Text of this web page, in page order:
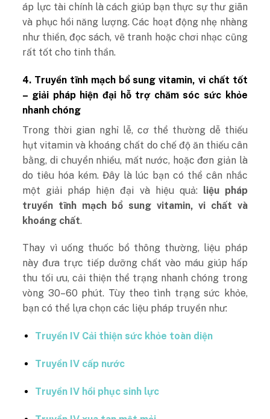
áp lực tài chính là cách giúp bạn thực sự thư giãn
và phục hồi năng lượng. Các hoạt động nhẹ nhàng
như thiền, đọc sách, vẽ tranh hoặc chơi nhạc cũng
rất tốt cho tinh thần.
4. Truyền tĩnh mạch bổ sung vitamin, vi chất tốt
– giải pháp hiện đại hỗ trợ chăm sóc sức khỏe
nhanh chóng
Trong thời gian nghỉ lễ, cơ thể thường dễ thiếu
hụt vitamin và khoáng chất do chế độ ăn thiếu cân
bằng, di chuyển nhiều, mất nước, hoặc đơn giản là
do tiêu hóa kém. Đây là lúc bạn có thể cân nhắc
một giải pháp hiện đại và hiệu quả: liệu pháp
truyền tĩnh mạch bổ sung vitamin, vi chất và
khoáng chất.
Thay vì uống thuốc bổ thông thường, liệu pháp
này đưa trực tiếp dưỡng chất vào máu giúp hấp
thu tối ưu, cải thiện thể trạng nhanh chóng trong
vòng 30–60 phút. Tùy theo tình trạng sức khỏe,
bạn có thể lựa chọn các liệu pháp truyền như:
Truyền IV Cải thiện sức khỏe toàn diện
Truyền IV cấp nước
Truyền IV hồi phục sinh lực